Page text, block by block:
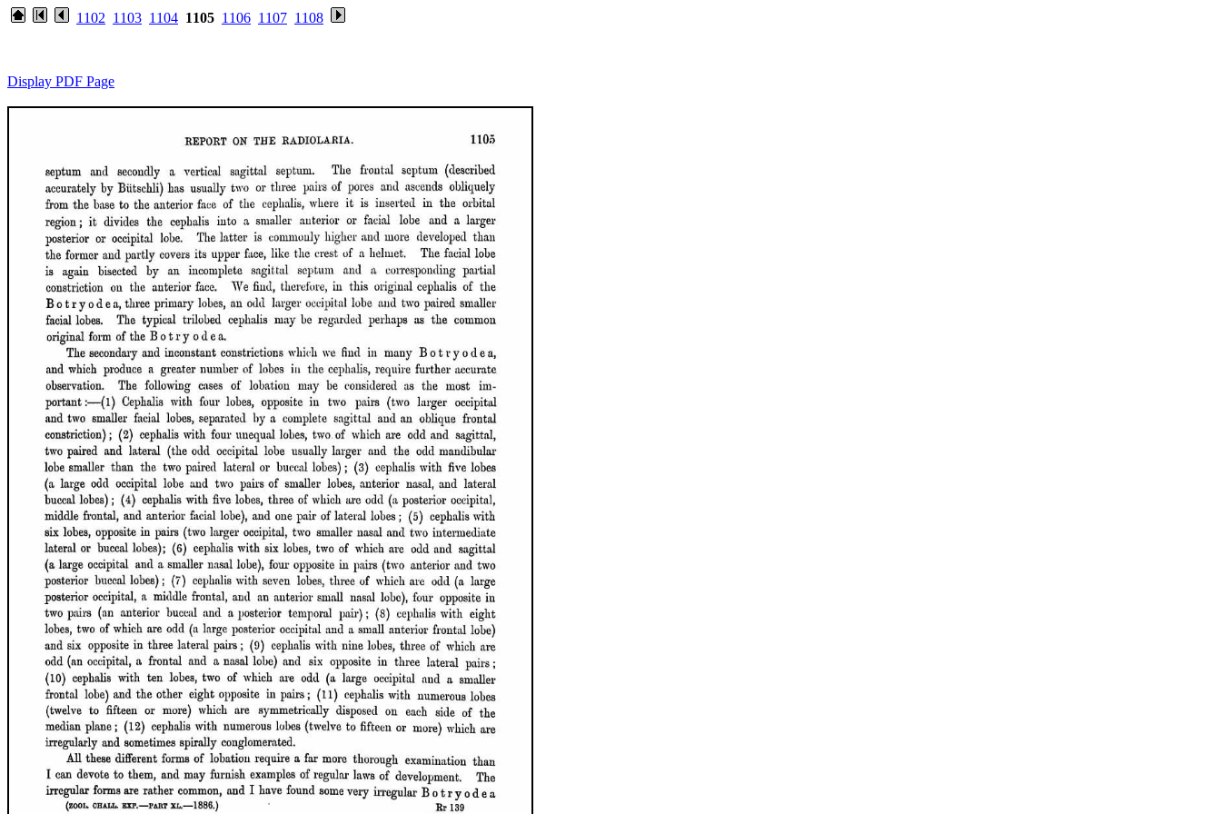
1102 1103 1104 1105 1106 1107 1108
Display PDF Page